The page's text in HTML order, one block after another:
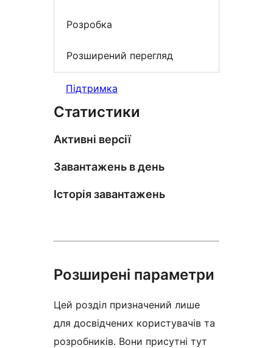
Розробка
Розширений перегляд
Підтримка
Статистики
Активні версії
Завантажень в день
Історія завантажень
Розширені параметри
Цей розділ призначений лише
для досвідчених користувачів та
розробників. Вони присутні тут